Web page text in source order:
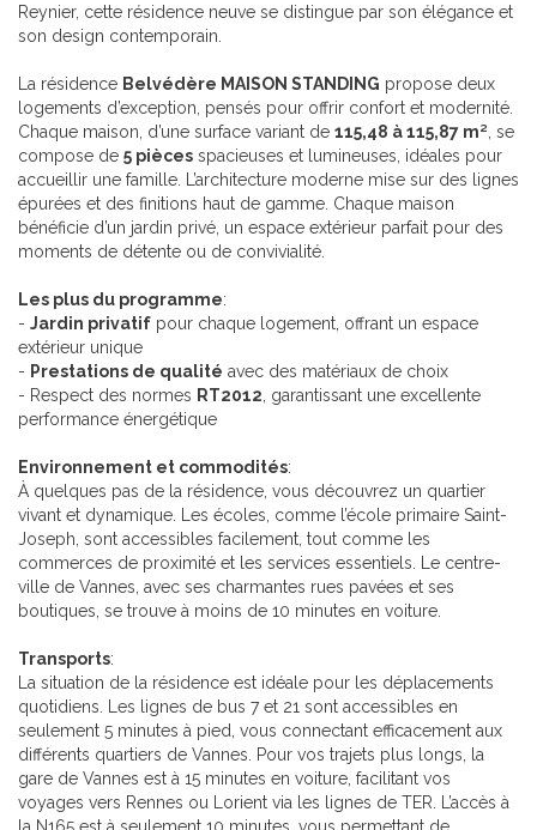
Reynier, cette résidence neuve se distingue par son élégance et
son design contemporain.
La résidence Belvédère MAISON STANDING propose deux
logements d’exception, pensés pour offrir confort et modernité.
Chaque maison, d’une surface variant de 115,48 à 115,87 m², se
compose de 5 pièces spacieuses et lumineuses, idéales pour
accueillir une famille. L’architecture moderne mise sur des lignes
épurées et des finitions haut de gamme. Chaque maison
bénéficie d’un jardin privé, un espace extérieur parfait pour des
moments de détente ou de convivialité.
Les plus du programme:
- Jardin privatif pour chaque logement, offrant un espace
extérieur unique
- Prestations de qualité avec des matériaux de choix
- Respect des normes RT2012, garantissant une excellente
performance énergétique
Environnement et commodités:
À quelques pas de la résidence, vous découvrez un quartier
vivant et dynamique. Les écoles, comme l’école primaire Saint-
Joseph, sont accessibles facilement, tout comme les
commerces de proximité et les services essentiels. Le centre-
ville de Vannes, avec ses charmantes rues pavées et ses
boutiques, se trouve à moins de 10 minutes en voiture.
Transports:
La situation de la résidence est idéale pour les déplacements
quotidiens. Les lignes de bus 7 et 21 sont accessibles en
seulement 5 minutes à pied, vous connectant efficacement aux
différents quartiers de Vannes. Pour vos trajets plus longs, la
gare de Vannes est à 15 minutes en voiture, facilitant vos
voyages vers Rennes ou Lorient via les lignes de TER. L’accès à